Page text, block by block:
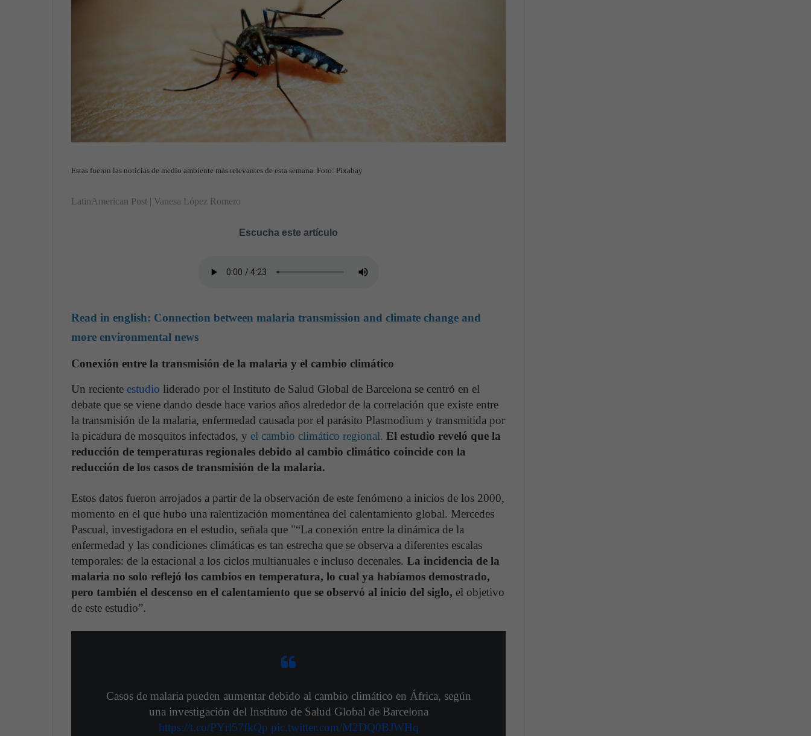
Estas fueron las noticias de medio ambiente más relevantes de esta semana. Foto: Pixabay
LatinAmerican Post | Vanesa López Romero
Escucha este artículo
Read in english: Connection between malaria transmission and climate change and
more environmental news
Conexión entre la transmisión de la malaria y el cambio climático
Un reciente estudio liderado por el Instituto de Salud Global de Barcelona se centró en el
debate que se viene dando desde hace varios años alrededor de la correlación que existe entre
la transmisión de la malaria, enfermedad causada por el parásito Plasmodium y transmitida por
la picadura de mosquitos infectados, y el cambio climático regional. El estudio reveló que la
reducción de temperaturas regionales debido al cambio climático coincide con la
reducción de los casos de transmisión de la malaria.
Estos datos fueron arrojados a partir de la observación de este fenómeno a inicios de los 2000,
momento en el que hubo una ralentización momentánea del calentamiento global. Mercedes
Pascual, investigadora en el estudio, señala que "“La conexión entre la dinámica de la
enfermedad y las condiciones climáticas es tan estrecha que se observa a diferentes escalas
temporales: de la estacional a los ciclos multianuales e incluso decenales. La incidencia de la
malaria no solo reflejó los cambios en temperatura, lo cual ya habíamos demostrado,
pero también el descenso en el calentamiento que se observó al inicio del siglo, el objetivo
de este estudio”.
Casos de malaria pueden aumentar debido al cambio climático en África, según
una investigación del Instituto de Salud Global de Barcelona
https://t.co/PYrl57fkQp pic.twitter.com/M2DQ0BJWHq